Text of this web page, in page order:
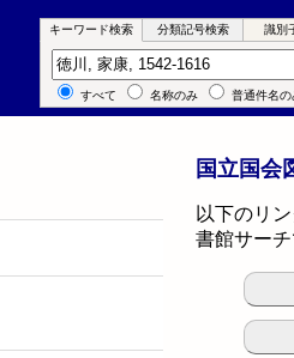
キーワード検索 分類記号検索 識別
キーワード検索
すべて 名称のみ 普通件名の
国立国会
以下のリ
書館サーチ